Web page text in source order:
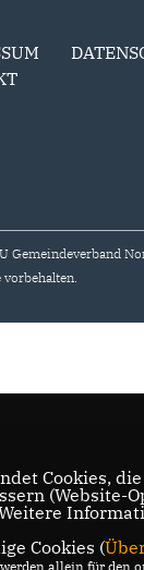
Gemeindeverband
vorbehalten.
Cookies,
Cookies (
allein für den